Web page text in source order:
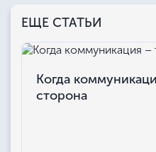
ЕЩЕ СТАТЬИ
Когда
сторона